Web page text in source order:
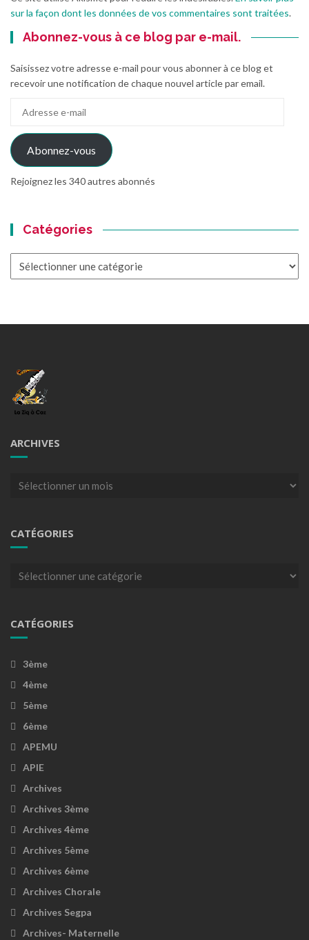
sur la façon dont les données de vos commentaires sont traitées.
Abonnez-vous à ce blog par e-mail.
Saisissez votre adresse e-mail pour vous abonner à ce blog et
recevoir une notification de chaque nouvel article par email.
mail
Abonnez-vous
Rejoignez les 340 autres abonnés
Catégories
ARCHIVES
Archives
CATÉGORIES
Catégories
CATÉGORIES
3ème
4ème
5ème
6ème
APEMU
APIE
Archives
Archives 3ème
Archives 4ème
Archives 5ème
Archives 6ème
Archives Chorale
Archives Segpa
Archives- Maternelle